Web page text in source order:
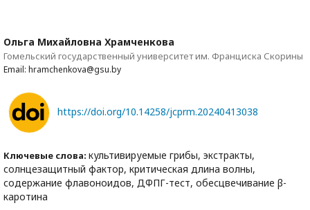
Ольга Михайловна Храмченкова
Гомельский государственный университет им. Франциска Скорины
Email: hramchenkova@gsu.by
https://doi.org/10.14258/jcprm.20240413038
Ключевые слова: культивируемые грибы, экстракты,
солнцезащитный фактор, критическая длина волны,
содержание флавоноидов, ДФПГ-тест, обесцвечивание β-
каротина